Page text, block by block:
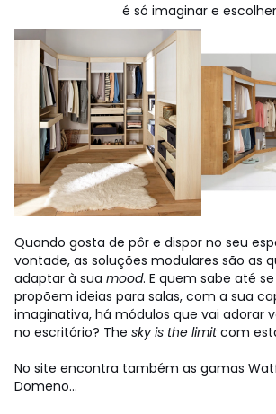
é só imaginar e
Quando gosta de pôr e dispor no seu
vontade, as soluções modulares são as
adaptar à sua mood. E quem sabe até
propõem ideias para salas, com a sua
imaginativa, há módulos que vai adorar
no escritório? The sky is the limitcom
No site encontra também as gamas
Domeno...